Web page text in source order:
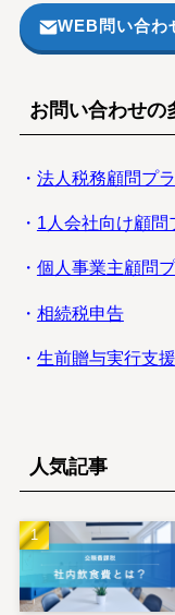
WEB問い合わ
お問い合わせの
・ 法人税務顧問プ
・ 1人会社向け顧問
・ 個人事業主顧問
・ 相続税申告
・ 生前贈与実行支
人気記事